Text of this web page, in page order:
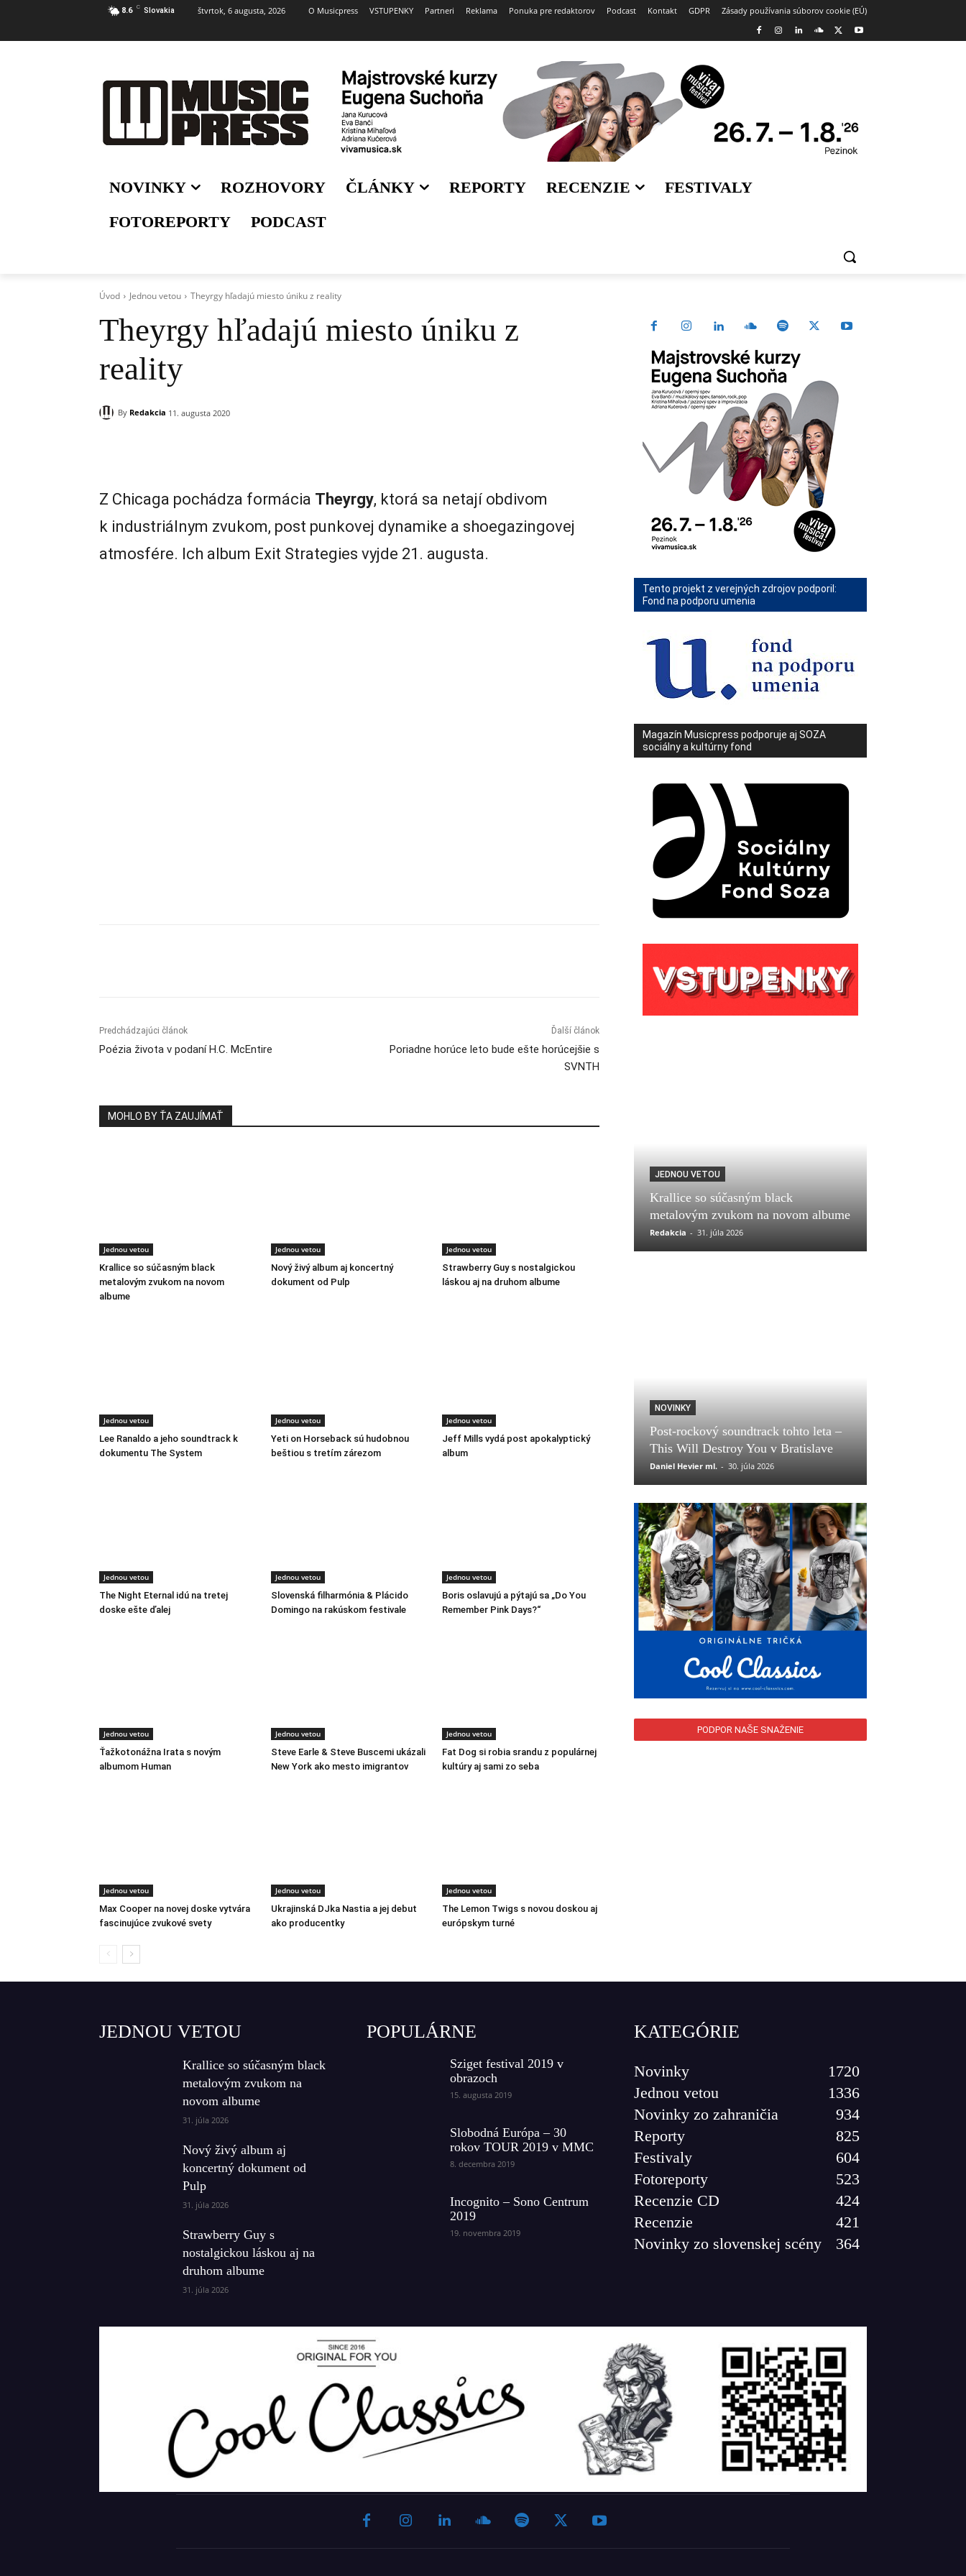
8.6 C Slovakia štvrtok, 6 augusta, 2026 O Musicpress VSTUPENKY Partneri Reklama Ponuka pre redaktorov Podcast Kontakt GDPR Zásady používania súborov cookie (EÚ)
NOVINKY ROZHOVORY ČLÁNKY REPORTY RECENZIE
FESTIVALY
FOTOREPORTY
PODCAST
Úvod Jednou vetou Theyrgy hľadajú miesto úniku z reality
Theyrgy hľadajú miesto úniku z
reality
By Redakcia 11. augusta 2020
Z Chicaga pochádza formácia Theyrgy, ktorá sa netají obdivom
k industriálnym zvukom, post punkovej dynamike a shoegazingovej
atmosfére. Ich album Exit Strategies vyjde 21. augusta.
Predchádzajúci článok
Poézia života v podaní H.C. McEntire
Ďalší článok
Poriadne horúce leto bude ešte horúcejšie s
SVNTH
MOHLO BY ŤA ZAUJÍMAŤ
Jednou vetou
Krallice so súčasným black
metalovým zvukom na novom
albume
Jednou vetou
Nový živý album aj koncertný
dokument od Pulp
Jednou vetou
Strawberry Guy s nostalgickou
láskou aj na druhom albume
Jednou vetou
Lee Ranaldo a jeho soundtrack k
dokumentu The System
Jednou vetou
Yeti on Horseback sú hudobnou
beštiou s tretím zárezom
Jednou vetou
Jeff Mills vydá post apokalyptický
album
Jednou vetou
The Night Eternal idú na tretej
doske ešte ďalej
Jednou vetou
Slovenská filharmónia & Plácido
Domingo na rakúskom festivale
Jednou vetou
Boris oslavujú a pýtajú sa „Do You
Remember Pink Days?“
Jednou vetou
Ťažkotonážna Irata s novým
albumom Human
Jednou vetou
Steve Earle & Steve Buscemi ukázali
New York ako mesto imigrantov
Jednou vetou
Fat Dog si robia srandu z populárnej
kultúry aj sami zo seba
Jednou vetou
Max Cooper na novej doske vytvára
fascinujúce zvukové svety
Jednou vetou
Ukrajinská DJka Nastia a jej debut
ako producentky
Jednou vetou
The Lemon Twigs s novou doskou aj
európskym turné
Tento projekt z verejných zdrojov podporil:
Fond na podporu umenia
Magazín Musicpress podporuje aj SOZA
sociálny a kultúrny fond
JEDNOU VETOU
Krallice so súčasným black
metalovým zvukom na novom albume
Redakcia - 31. júla 2026
NOVINKY
Post-rockový soundtrack tohto leta –
This Will Destroy You v Bratislave
Daniel Hevier ml. - 30. júla 2026
PODPOR NAŠE SNAŽENIE
JEDNOU VETOU
Krallice so súčasným black
metalovým zvukom na
novom albume
31. júla 2026
Nový živý album aj
koncertný dokument od
Pulp
31. júla 2026
Strawberry Guy s
nostalgickou láskou aj na
druhom albume
31. júla 2026
POPULÁRNE
Sziget festival 2019 v
obrazoch
15. augusta 2019
Slobodná Európa – 30
rokov TOUR 2019 v MMC
8. decembra 2019
Incognito – Sono Centrum
2019
19. novembra 2019
KATEGÓRIE
Novinky
1720
Jednou vetou
1336
Novinky zo zahraničia
934
Reporty
825
Festivaly
604
Fotoreporty
523
Recenzie CD
424
Recenzie
421
Novinky zo slovenskej scény
364